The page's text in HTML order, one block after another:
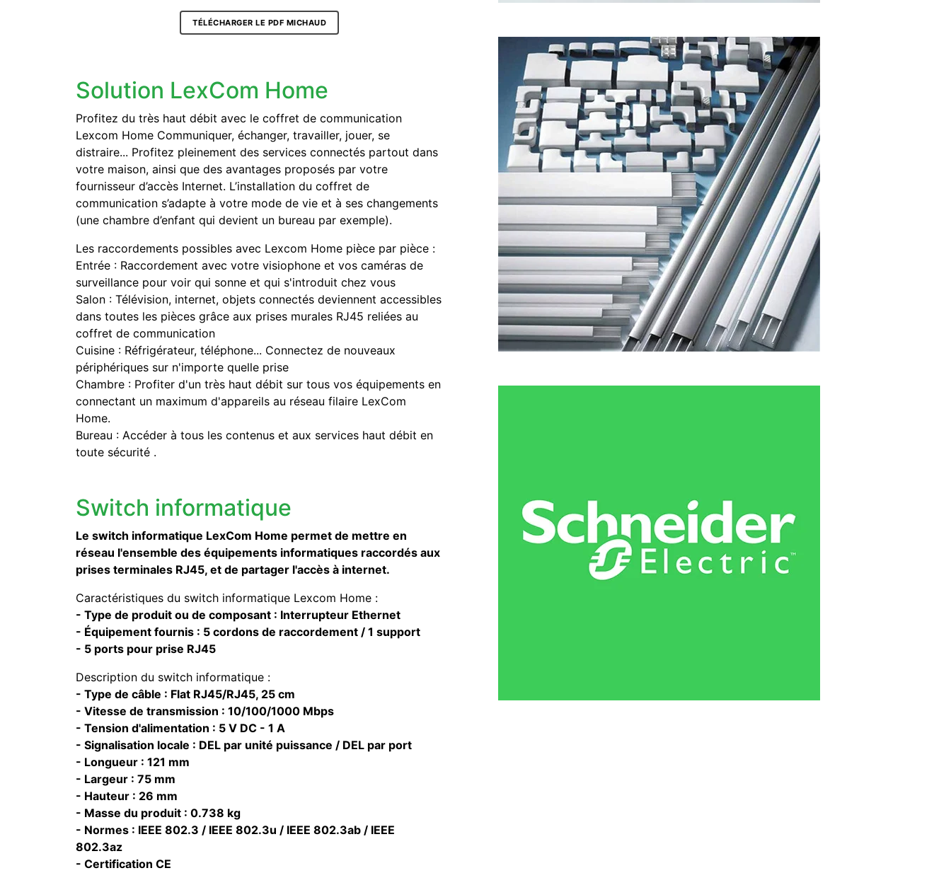
TÉLÉCHARGER LE PDF MICHAUD
Solution LexCom Home
Profitez du très haut débit avec le coffret de communication
Lexcom Home Communiquer, échanger, travailler, jouer, se
distraire... Profitez pleinement des services connectés partout dans
votre maison, ainsi que des avantages proposés par votre
fournisseur d’accès Internet. L’installation du coffret de
communication s’adapte à votre mode de vie et à ses changements
(une chambre d’enfant qui devient un bureau par exemple).
Les raccordements possibles avec Lexcom Home pièce par pièce :
Entrée : Raccordement avec votre visiophone et vos caméras de
surveillance pour voir qui sonne et qui s'introduit chez vous
Salon : Télévision, internet, objets connectés deviennent accessibles
dans toutes les pièces grâce aux prises murales RJ45 reliées au
coffret de communication
Cuisine : Réfrigérateur, téléphone... Connectez de nouveaux
périphériques sur n'importe quelle prise
Chambre : Profiter d'un très haut débit sur tous vos équipements en
connectant un maximum d'appareils au réseau filaire LexCom
Home.
Bureau : Accéder à tous les contenus et aux services haut débit en
toute sécurité .
Switch informatique
Le switch informatique LexCom Home permet de mettre en
réseau l'ensemble des équipements informatiques raccordés aux
prises terminales RJ45, et de partager l'accès à internet.
Caractéristiques du switch informatique Lexcom Home :
- Type de produit ou de composant : Interrupteur Ethernet
- Équipement fournis : 5 cordons de raccordement / 1 support
- 5 ports pour prise RJ45
Description du switch informatique :
- Type de câble : Flat RJ45/RJ45, 25 cm
- Vitesse de transmission : 10/100/1000 Mbps
- Tension d'alimentation : 5 V DC - 1 A
- Signalisation locale : DEL par unité puissance / DEL par port
- Longueur : 121 mm
- Largeur : 75 mm
- Hauteur : 26 mm
- Masse du produit : 0.738 kg
- Normes : IEEE 802.3 / IEEE 802.3u / IEEE 802.3ab / IEEE
802.3az
- Certification CE